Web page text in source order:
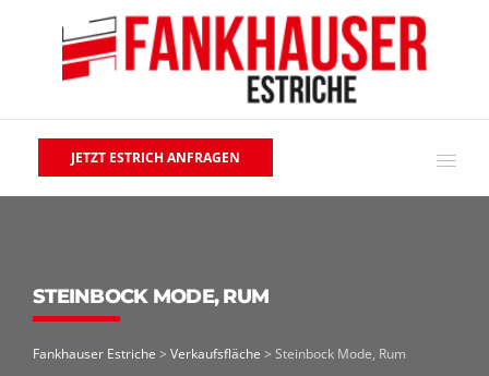
JETZT ESTRICH ANFRAGEN
STEINBOCK MODE, RUM
Fankhauser Estriche > Verkaufsfläche > Steinbock Mode, Rum